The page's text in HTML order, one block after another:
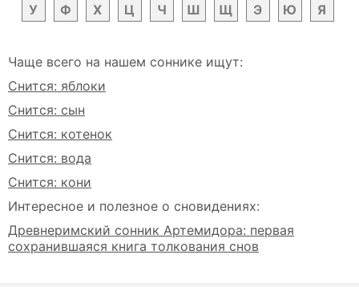
У Ф Х Ц Ч Ш Щ Э Ю Я
Чаще всего на нашем соннике ищут:
Снится: яблоки
Снится: сын
Снится: котенок
Снится: вода
Снится: кони
Интересное и полезное о сновидениях:
Древнеримский сонник Артемидора: первая
сохранившаяся книга толкования снов